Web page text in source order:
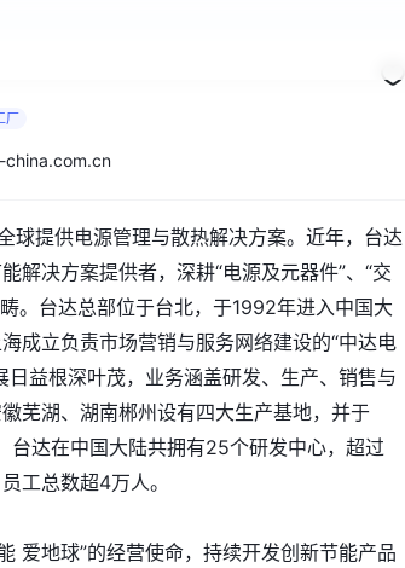
厂
球提供电源管理与散热解决方案。近年，台达
解决方案提供者，深耕“电源及元器件”、“交
。台达总部位于台北，于1992年进入中国大
成立负责市场营销与服务网络建设的“中达电
益根深叶茂，业务涵盖研发、生产、销售与
芜湖、湖南郴州设有四大生产基地，并于
达在中国大陆共拥有25个研发中心，超过
工总数超4万人。
爱地球”的经营使命，持续开发创新节能产品